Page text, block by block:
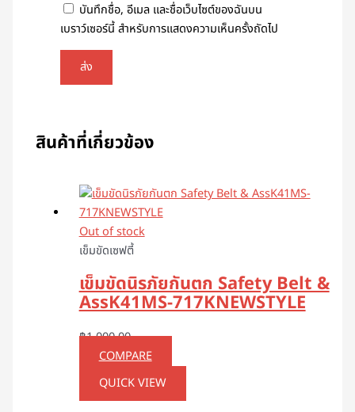
บันทึกชื่อ, อีเมล และชื่อเว็บไซต์ของฉันบน
เบราว์เซอร์นี้ สำหรับการแสดงความเห็นครั้งถัดไป
สินค้าที่เกี่ยวข้อง
Out of stock
เข็มขัดเซฟตี้
เข็มขัดนิรภัยกันตก Safety Belt &
AssK41MS-717KNEWSTYLE
฿1,000.00
COMPARE
QUICK VIEW